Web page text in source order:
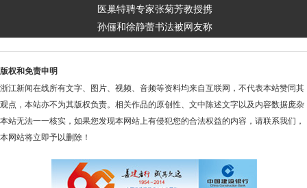
医巢特聘专家张菊芳教授携
孙俪和徐静蕾书法被网友称
版权和免责申明
浙江新闻在线所有文字、图片、视频、音频等资料均来自互联网，不代表本站赞同其
观点，本站亦不为其版权负责。相关作品的原创性、文中陈述文字以及内容数据庞杂
本站无法一一核实，如果您发现本网站上有侵犯您的合法权益的内容，请联系我们，
本网站将立即予以删除！